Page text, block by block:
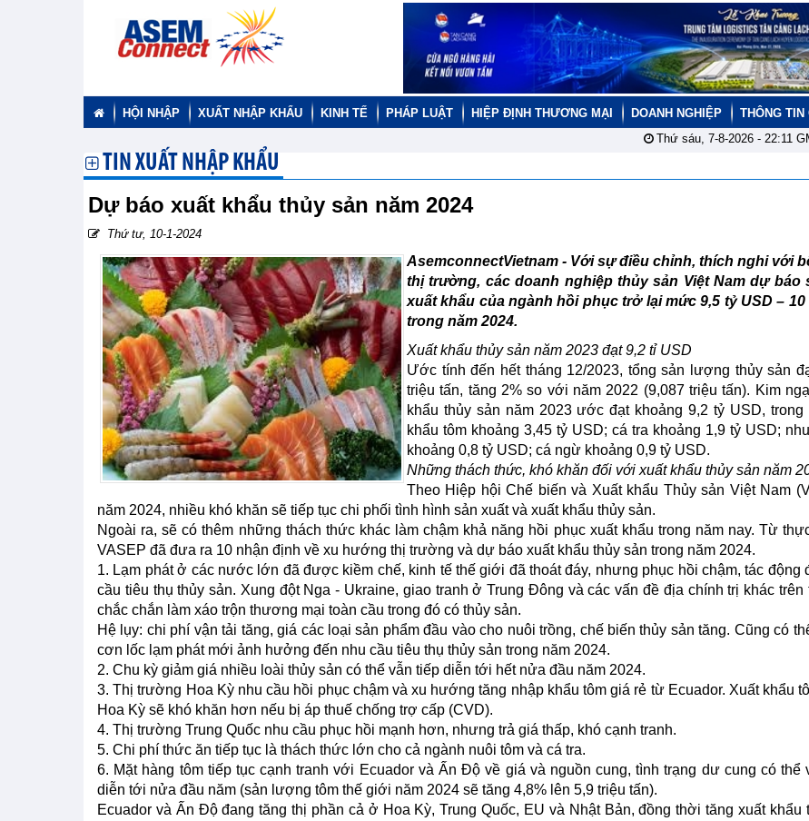
HỘI NHẬP XUẤT NHẬP KHẨU KINH TẾ PHÁP LUẬT HIỆP ĐỊNH THƯƠNG MẠI DOANH NGHIỆP THÔNG TIN
Thứ sáu, 7-8-2026 - 22:11
TIN XUẤT NHẬP KHẨU
Dự báo xuất khẩu thủy sản năm 2024
Thứ tư, 10-1-2024
AsemconnectVietnam - Với sự điều chỉnh, thích nghi với
thị trường, các doanh nghiệp thủy sản Việt Nam dự báo
xuất khẩu của ngành hồi phục trở lại mức 9,5 tỷ USD – 10
trong năm 2024.
Xuất khẩu thủy sản năm 2023 đạt 9,2 tỉ USD
Ước tính đến hết tháng 12/2023, tổng sản lượng thủy sản
triệu tấn, tăng 2% so với năm 2022 (9,087 triệu tấn). Kim
khẩu thủy sản năm 2023 ước đạt khoảng 9,2 tỷ USD, trong
khẩu tôm khoảng 3,45 tỷ USD; cá tra khoảng 1,9 tỷ USD;
khoảng 0,8 tỷ USD; cá ngừ khoảng 0,9 tỷ USD.
Những thách thức, khó khăn đối với xuất khẩu thủy sản năm
Theo Hiệp hội Chế biến và Xuất khẩu Thủy sản Việt Nam
năm 2024, nhiều khó khăn sẽ tiếp tục chi phối tình hình sản xuất và xuất khẩu thủy sản.
Ngoài ra, sẽ có thêm những thách thức khác làm chậm khả năng hồi phục xuất khẩu trong năm nay. Từ
VASEP đã đưa ra 10 nhận định về xu hướng thị trường và dự báo xuất khẩu thủy sản trong năm 2024.
1. Lạm phát ở các nước lớn đã được kiềm chế, kinh tế thế giới đã thoát đáy, nhưng phục hồi chậm, tác động
cầu tiêu thụ thủy sản. Xung đột Nga - Ukraine, giao tranh ở Trung Đông và các vấn đề địa chính trị khác trên
chắc chắn làm xáo trộn thương mại toàn cầu trong đó có thủy sản.
Hệ lụy: chi phí vận tải tăng, giá các loại sản phẩm đầu vào cho nuôi trồng, chế biến thủy sản tăng. Cũng có
cơn lốc lạm phát mới ảnh hưởng đến nhu cầu tiêu thụ thủy sản trong năm 2024.
2. Chu kỳ giảm giá nhiều loài thủy sản có thể vẫn tiếp diễn tới hết nửa đầu năm 2024.
3. Thị trường Hoa Kỳ nhu cầu hồi phục chậm và xu hướng tăng nhập khẩu tôm giá rẻ từ Ecuador. Xuất khẩu
Hoa Kỳ sẽ khó khăn hơn nếu bị áp thuế chống trợ cấp (CVD).
4. Thị trường Trung Quốc nhu cầu phục hồi mạnh hơn, nhưng trả giá thấp, khó cạnh tranh.
5. Chi phí thức ăn tiếp tục là thách thức lớn cho cả ngành nuôi tôm và cá tra.
6. Mặt hàng tôm tiếp tục cạnh tranh với Ecuador và Ấn Độ về giá và nguồn cung, tình trạng dư cung có thể
diễn tới nửa đầu năm (sản lượng tôm thế giới năm 2024 sẽ tăng 4,8% lên 5,9 triệu tấn).
Ecuador và Ấn Độ đang tăng thị phần cả ở Hoa Kỳ, Trung Quốc, EU và Nhật Bản, đồng thời tăng xuất khẩu